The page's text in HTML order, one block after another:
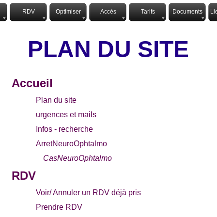
RDV Optimiser Accès Tarifs Documents
PLAN DU SITE
Accueil
Plan du site
urgences et mails
Infos - recherche
ArretNeuroOphtalmo
CasNeuroOphtalmo
RDV
Voir/ Annuler un RDV déjà pris
Prendre RDV